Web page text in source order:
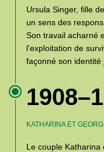
Ursula Singer, fille
un sens des
Son travail acharné
l’exploitation de
façonné son identité
KATHARINA ET
Le couple Katharina